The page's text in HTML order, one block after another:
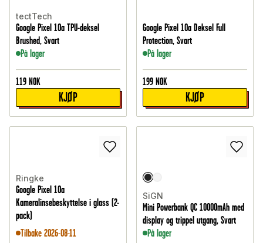
tectTech
Google Pixel 10a TPU-deksel
Brushed, Svart
På lager
119 NOK
KJØP
Google Pixel 10a Deksel Full
Protection, Svart
På lager
199 NOK
KJØP
Ringke
Google Pixel 10a
Kameralinsebeskyttelse i glass (2-
pack)
Tilbake 2026-08-11
SiGN
Mini Powerbank QC 10000mAh med
display og trippel utgang, Svart
På lager